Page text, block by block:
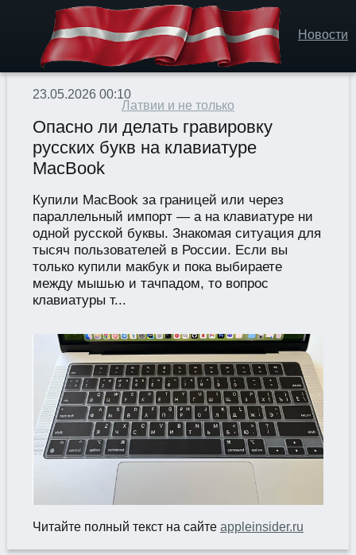
Новости
Латвии и не только
23.05.2026 00:10
Опасно ли делать гравировку
русских букв на клавиатуре
MacBook
Купили MacBook за границей или через
параллельный импорт — а на клавиатуре ни
одной русской буквы. Знакомая ситуация для
тысяч пользователей в России. Если вы
только купили макбук и пока выбираете
между мышью и тачпадом, то вопрос
клавиатуры т...
Читайте полный текст на сайте appleinsider.ru